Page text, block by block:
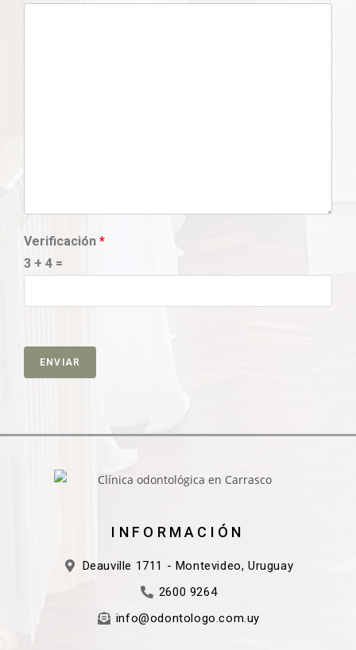
Verificación *
3 + 4 =
INFORMACIÓN
Deauville 1711 - Montevideo, Uruguay
2600 9264
info@odontologo.com.uy